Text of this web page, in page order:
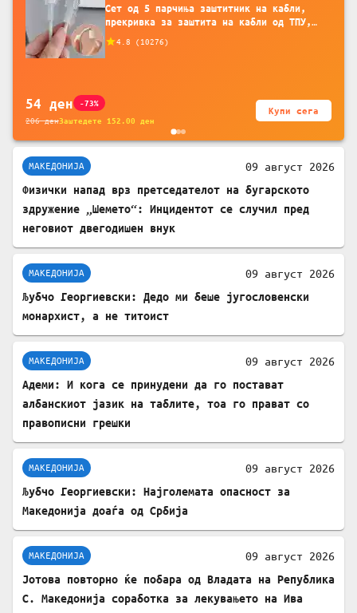
Сет од 5 парчиња заштитник на кабли,
прекривка за заштита на кабли од ТПУ,
батерија, за мобилни телефони, комплет
4.8 ( 10276)
54 ден -73%
206денЗаштедете 152.00 ден
Купи сега
МАКЕДОНИЈА 09 август 2026
Физички напад врз претседателот на бугарското
здружение „Шемето“: Инцидентот се случил пред
неговиот двегодишен внук
МАКЕДОНИЈА 09 август 2026
Љубчо Георгиевски: Дедо ми беше југословенски
монархист, а не титоист
МАКЕДОНИЈА 09 август 2026
Адеми: И кога се принудени да го постават
албанскиот јазик на таблите, тоа го прават со
правописни грешки
МАКЕДОНИЈА 09 август 2026
Љубчо Георгиевски: Најголемата опасност за
Македонија доаѓа од Србија
МАКЕДОНИЈА 09 август 2026
Јотова повторно ќе побара од Владата на Република
С. Македонија соработка за лекувањето на Ива